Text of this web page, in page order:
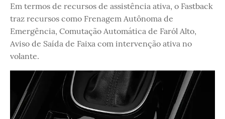
Em termos de recursos de assistência ativa, o Fastback
traz recursos como Frenagem Autônoma de
Emergência, Comutação Automática de Faról Alto,
Aviso de Saída de Faixa com intervenção ativa no
volante.